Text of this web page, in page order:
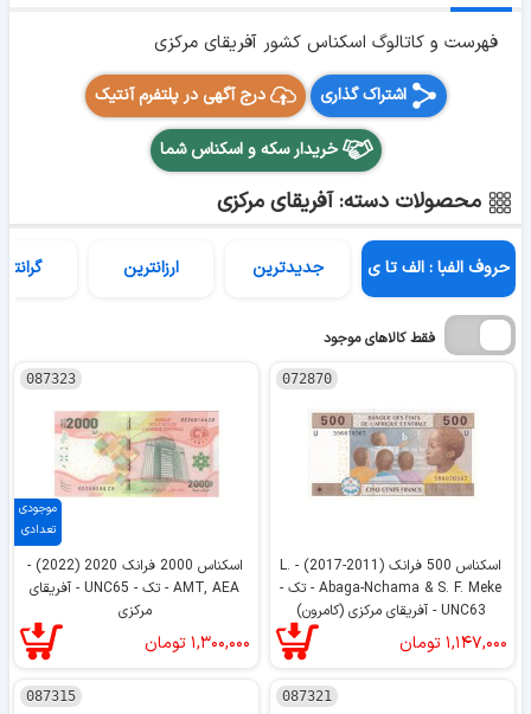
فهرست و کاتالوگ اسکناس کشور آفریقای مرکزی
اشتراک گذاری درج آگهی در پلتفرم آنتیک
خریدار سکه و اسکناس شما
محصولات دسته: آفریقای مرکزی
حروف الفبا : الف تا ی جدیدترین ارزانترین
فقط کالاهای موجود
072870
اسکناس 500 فرانک (2011-2017) - L.
Abaga-Nchama & S. F. Meke - تک -
UNC63 - آفریقای مرکزی (کامرون)
۱,۱۴۷,۰۰۰تومان
موجودی
تعدادی
087323
اسکناس 2000 فرانک 2020 (2022) -
AMT, AEA - تک - UNC65 - آفریقای
مرکزی
۱,۳۰۰,۰۰۰تومان
087321
087315